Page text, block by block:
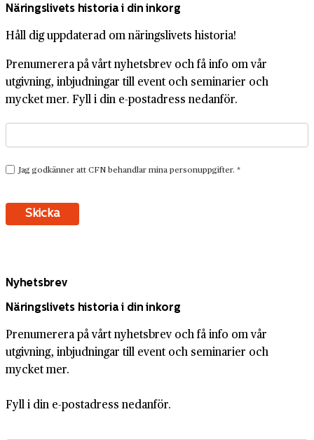
Näringslivets historia i din inkorg
Håll dig uppdaterad om näringslivets historia!
Prenumerera på vårt nyhetsbrev och få info om vår
utgivning, inbjudningar till event och seminarier och
mycket mer. Fyll i din e-postadress nedanför.
Nyhetsbrev
Näringslivets historia i din inkorg
Prenumerera på vårt nyhetsbrev och få info om vår
utgivning, inbjudningar till event och seminarier och
mycket mer.
Fyll i din e-postadress nedanför.